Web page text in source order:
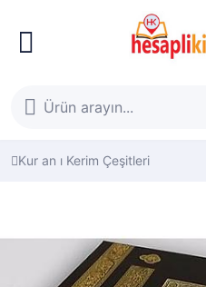
Kur an ı Kerim Çeşitleri